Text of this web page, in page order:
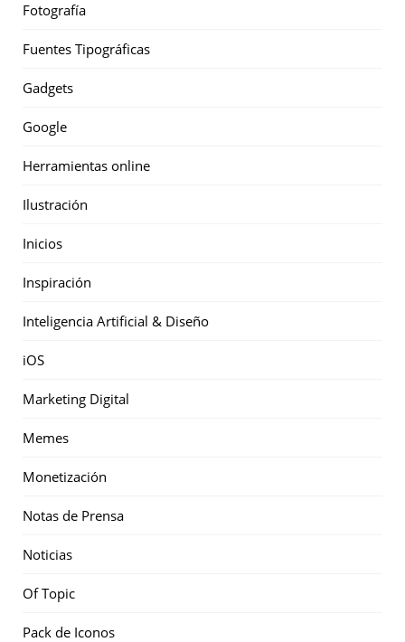
Fotografía
Fuentes Tipográficas
Gadgets
Google
Herramientas online
Ilustración
Inicios
Inspiración
Inteligencia Artificial & Diseño
iOS
Marketing Digital
Memes
Monetización
Notas de Prensa
Noticias
Of Topic
Pack de Iconos